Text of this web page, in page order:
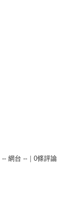
-- 網台 -- 0條評論